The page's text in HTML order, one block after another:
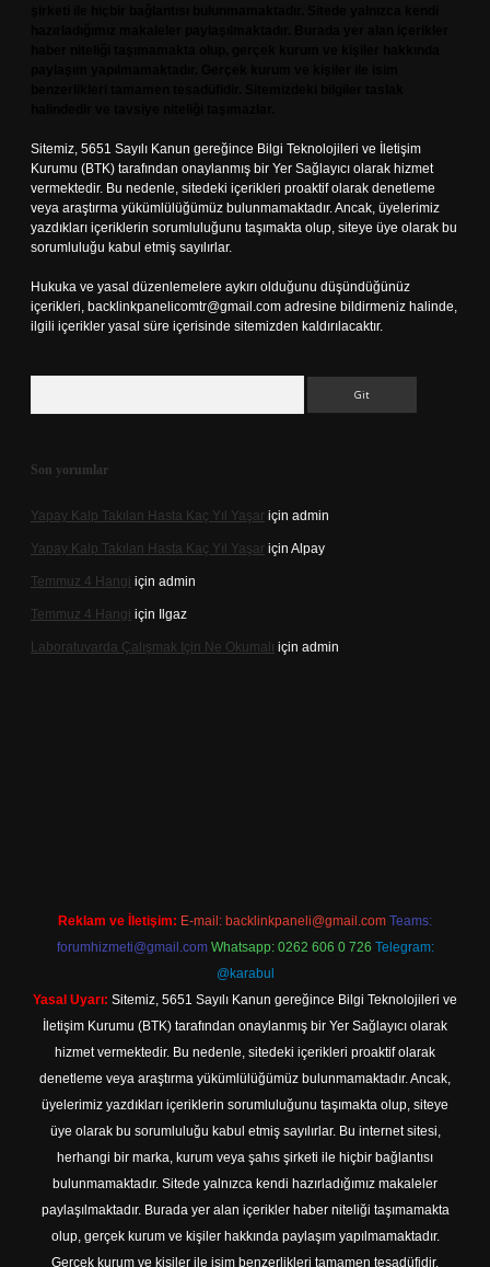
Sitemiz, 5651 Sayılı Kanun gereğince Bilgi Teknolojileri ve İletişim
Kurumu (BTK) tarafından onaylanmış bir Yer Sağlayıcı olarak hizmet
vermektedir. Bu nedenle, sitedeki içerikleri proaktif olarak denetleme
veya araştırma yükümlülüğümüz bulunmamaktadır. Ancak, üyelerimiz
yazdıkları içeriklerin sorumluluğunu taşımakta olup, siteye üye olarak bu
sorumluluğu kabul etmiş sayılırlar.
Hukuka ve yasal düzenlemelere aykırı olduğunu düşündüğünüz
içerikleri, backlinkpanelicomtr@gmail.com adresine bildirmeniz halinde,
ilgili içerikler yasal süre içerisinde sitemizden kaldırılacaktır.
Son yorumlar
Yapay Kalp Takılan Hasta Kaç Yıl Yaşar için admin
Yapay Kalp Takılan Hasta Kaç Yıl Yaşar için Alpay
Temmuz 4 Hangi için admin
Temmuz 4 Hangi için Ilgaz
Laboratuvarda Çalışmak Için Ne Okumalı için admin
Reklam ve İletişim: E-mail: backlinkpaneli@gmail.com Teams:
forumhizmeti@gmail.com Whatsapp: 0262 606 0 726 Telegram:
@karabul
Yasal Uyarı: Sitemiz, 5651 Sayılı Kanun gereğince Bilgi Teknolojileri ve
İletişim Kurumu (BTK) tarafından onaylanmış bir Yer Sağlayıcı olarak
hizmet vermektedir. Bu nedenle, sitedeki içerikleri proaktif olarak
denetleme veya araştırma yükümlülüğümüz bulunmamaktadır. Ancak,
üyelerimiz yazdıkları içeriklerin sorumluluğunu taşımakta olup, siteye
üye olarak bu sorumluluğu kabul etmiş sayılırlar. Bu internet sitesi,
herhangi bir marka, kurum veya şahıs şirketi ile hiçbir bağlantısı
bulunmamaktadır. Sitede yalnızca kendi hazırladığımız makaleler
paylaşılmaktadır. Burada yer alan içerikler haber niteliği taşımamakta
olup, gerçek kurum ve kişiler hakkında paylaşım yapılmamaktadır.
Gerçek kurum ve kişiler ile isim benzerlikleri tamamen tesadüfidir.